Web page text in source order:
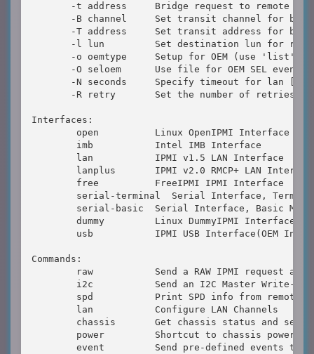
-t address     Bridge request to remote
-B channel     Set transit channel for
-T address     Set transit address for
-l lun         Set destination lun for raw
-o oemtype     Setup for OEM (use 'list'
-O seloem      Use file for OEM SEL event
-N seconds     Specify timeout for lan
-R retry       Set the number of retries
Interfaces:
open          Linux OpenIPMI Interface
        imb           Intel IMB Interface
        lan           IPMI v1.5 LAN Interface
lanplus       IPMI v2.0 RMCP+ LAN
        free          FreeIPMI IPMI Interface
serial-terminal  Serial Interface,
        serial-basic  Serial Interface, Basic Mode
        dummy         Linux DummyIPMI Interface
usb           IPMI USB Interface(OEM
Commands:
raw           Send a RAW IPMI request and
i2c           Send an I2C Master Write-
spd           Print SPD info from remote
        lan           Configure LAN Channels
chassis       Get chassis status and set
power         Shortcut to chassis power
event         Send pre-defined events to